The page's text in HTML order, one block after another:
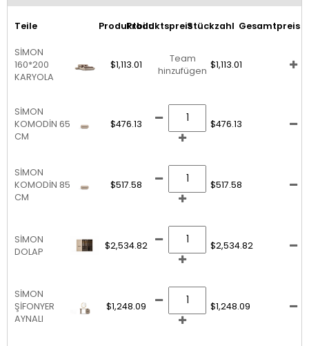
Teile ProduktbildProduktspreisStückzahl Gesamtpreis
SİMON
160*200
KARYOLA
$1,113.01
Team
hinzufügen
$1,113.01
SİMON
KOMODİN 65
CM
$476.13 $476.13
SİMON
KOMODİN 85
CM
$517.58 $517.58
SİMON
DOLAP
$2,534.82 $2,534.82
SİMON
ŞİFONYER
AYNALI
$1,248.09 $1,248.09